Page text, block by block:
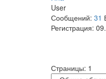
User
Сообщений: 31
Регистрация:
Страницы: 1